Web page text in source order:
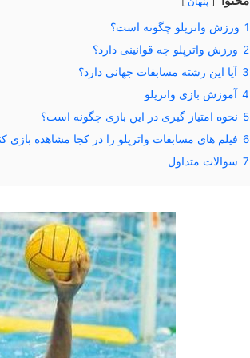
1 ورزش واترپلو چگونه است؟
2 ورزش واترپلو چه قوانینی دارد؟
3 آیا این رشته مسابقات جهانی دارد؟
4 آموزش بازی واترپلو
5 نحوه امتیاز گیری در این بازی چگونه است؟
6 فیلم های مسابقات واترپلو را در کجا مشاهده بازی
7 سوالات متداول